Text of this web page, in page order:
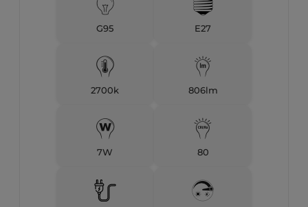
G95 E27
2700k 806lm
7W 80